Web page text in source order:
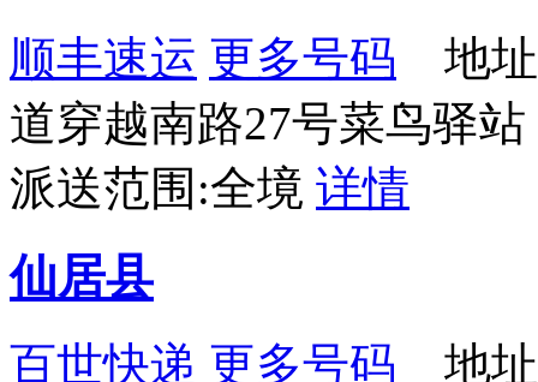
顺丰速运 更多号码 地址
道穿越南路27号菜鸟驿站
派送范围:全境 详情
仙居县
百世快递 更多号码 地址